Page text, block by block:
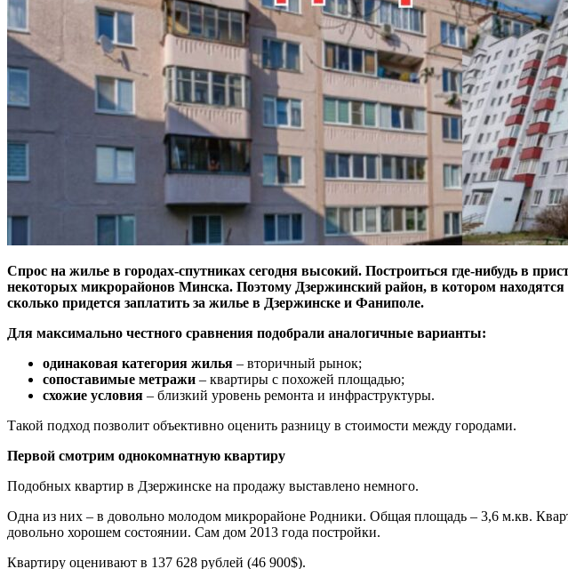
Спрос на жилье в городах-спутниках сегодня высокий. Построиться где-нибудь в
некоторых микрорайонов Минска. Поэтому Дзержинский район, в котором
сколько придется заплатить за жилье в Дзержинске и Фаниполе.
Для максимально честного сравнения подобрали аналогичные варианты:
одинаковая категория жилья – вторичный рынок;
сопоставимые метражи – квартиры с похожей площадью;
схожие условия – близкий уровень ремонта и инфраструктуры.
Такой подход позволит объективно оценить разницу в стоимости между городами.
Первой смотрим однокомнатную квартиру
Подобных квартир в Дзержинске на продажу выставлено немного.
Одна из них – в довольно молодом микрорайоне Родники. Общая площадь – 3,6 м.кв.
довольно хорошем состоянии. Сам дом 2013 года постройки.
Квартиру оценивают в 137 628 рублей (46 900$).